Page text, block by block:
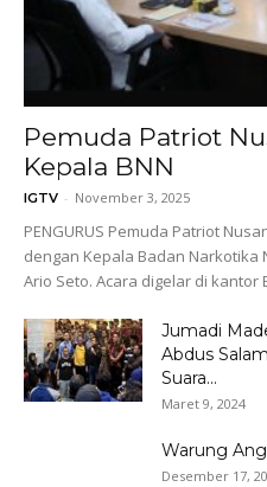
Pemuda Patriot
Kepala BNN
IGTV - November 3, 2025
PENGURUS Pemuda Patriot
dengan Kepala Badan Narkotika
Ario Seto. Acara digelar di kantor
Jumadi
Abdus
Suara...
Maret 9, 2024
Warung
Desember 17,